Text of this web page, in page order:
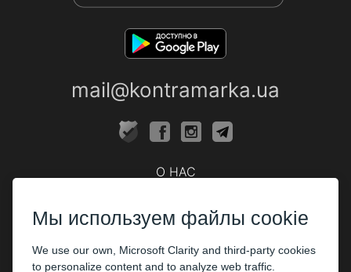
mail@kontramarka.ua
О НАС
ПАРТНЕРАМ
Организаторам
Мы используем файлы cookie
We use our own, Microsoft Clarity and third-party cookies
to personalize content and to analyze web traffic.